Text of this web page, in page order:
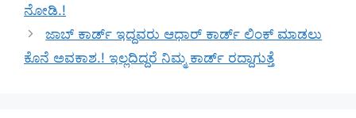
ನೋಡಿ.!
ಜಾಬ್ ಕಾರ್ಡ್ ಇದ್ದವರು ಆಧಾರ್ ಕಾರ್ಡ್ ಲಿಂಕ್ ಮಾಡಲು
ಕೊನೆ ಅವಕಾಶ.! ಇಲ್ಲದಿದ್ದರೆ ನಿಮ್ಮ ಕಾರ್ಡ್ ರದ್ದಾಗುತ್ತೆ